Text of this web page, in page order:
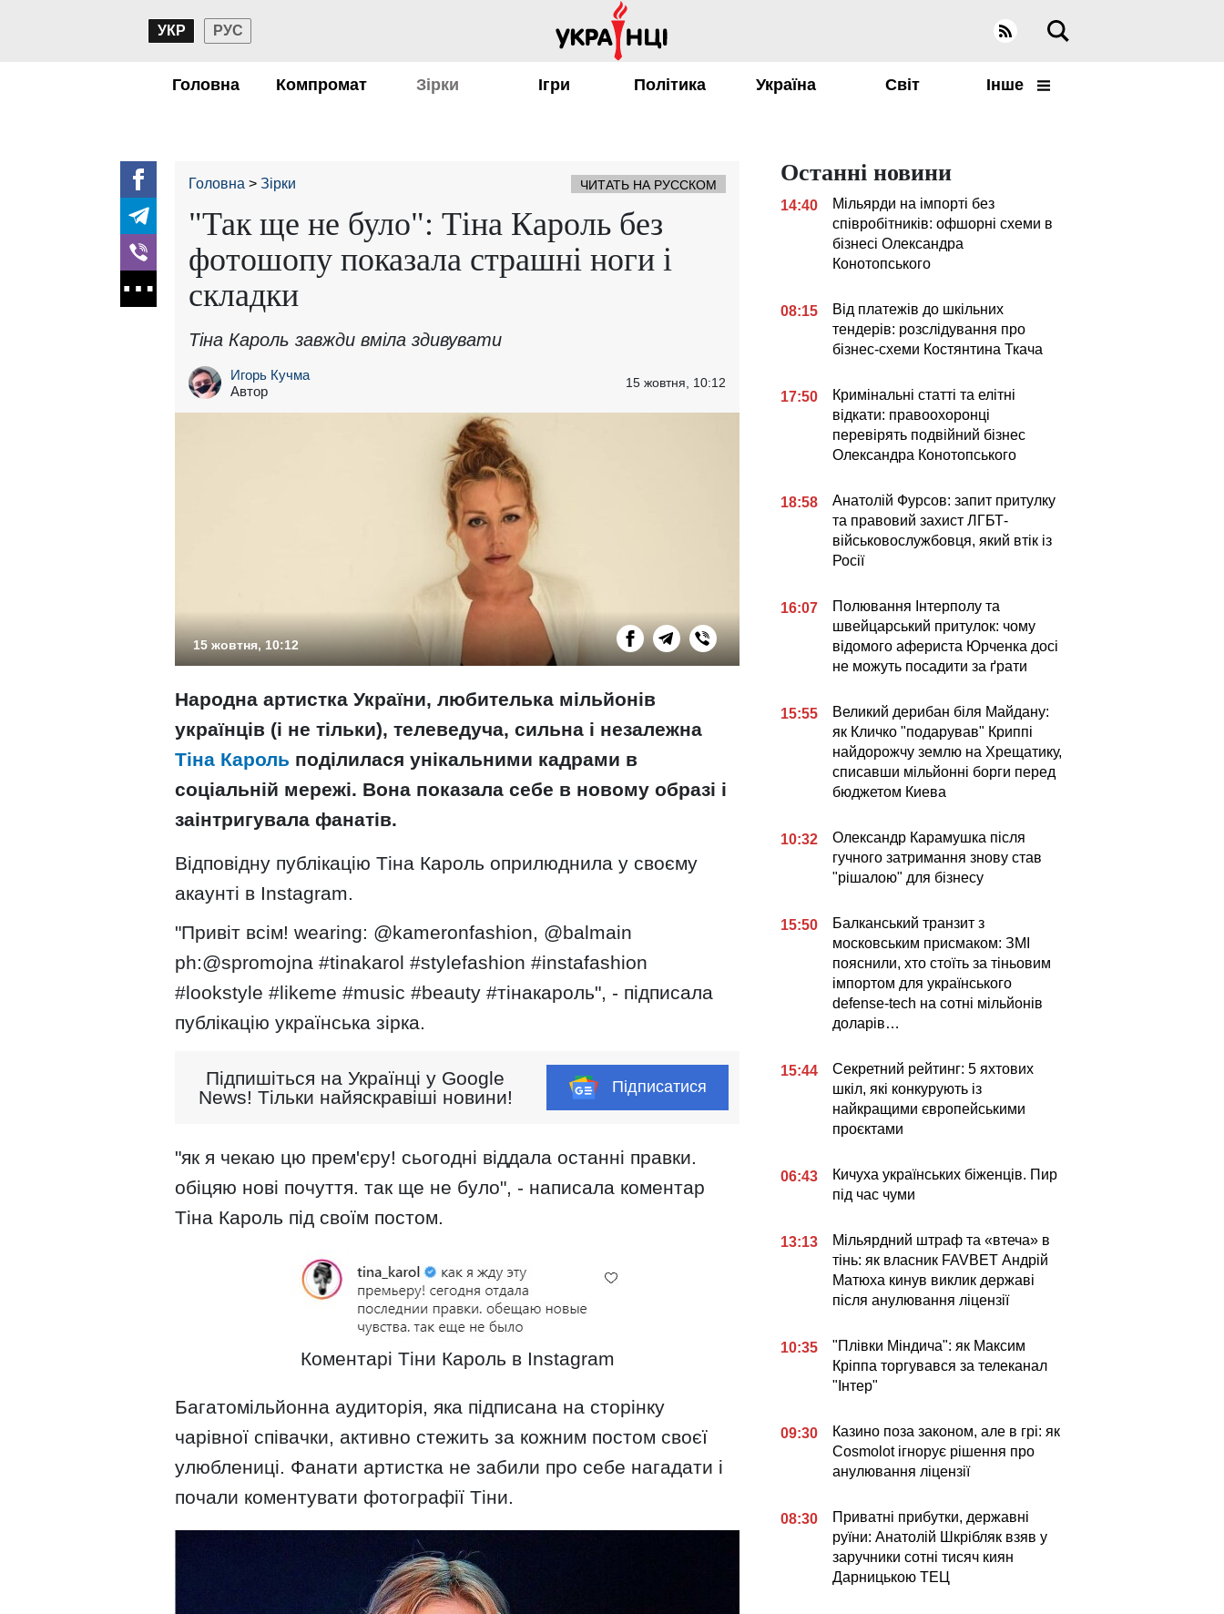
УКР РУС
Головна Компромат Зірки Ігри Політика Україна Світ Інше
Головна Зірки ЧИТАТЬ НА РУССКОМ
"Так ще не було": Тіна Кароль без
фотошопу показала страшні ноги і
складки
Тіна Кароль завжди вміла здивувати
Игорь Кучма
Автор
15 жовтня, 10:12
15 жовтня, 10:12
Народна артистка України, любителька мільйонів
українців (і не тільки), телеведуча, сильна і незалежна
Тіна Кароль поділилася унікальними кадрами в
соціальній мережі. Вона показала себе в новому образі і
заінтригувала фанатів.
Відповідну публікацію Тіна Кароль оприлюднила у своєму
акаунті в Instagram.
"Привіт всім! wearing: @kameronfashion, @balmain
ph:@spromojna #tinakarol #stylefashion #instafashion
#lookstyle #likeme #music #beauty #тінакароль", - підписала
публікацію українська зірка.
Підпишіться на Українці у Google
News! Тільки найяскравіші новини!
Підписатися
"як я чекаю цю прем'єру! сьогодні віддала останні правки.
обіцяю нові почуття. так ще не було", - написала коментар
Тіна Кароль під своїм постом.
Коментарі Тіни Кароль в Instagram
Багатомільйонна аудиторія, яка підписана на сторінку
чарівної співачки, активно стежить за кожним постом своєї
улюблениці. Фанати артистка не забили про себе нагадати і
почали коментувати фотографії Тіни.
Останні новини
14:40
Мільярди на імпорті без
співробітників: офшорні схеми в
бізнесі Олександра
Конотопського
08:15
Від платежів до шкільних
тендерів: розслідування про
бізнес-схеми Костянтина Ткача
17:50
Кримінальні статті та елітні
відкати: правоохоронці
перевірять подвійний бізнес
Олександра Конотопського
18:58
Анатолій Фурсов: запит притулку
та правовий захист ЛГБТ-
військовослужбовця, який втік із
Росії
16:07
Полювання Інтерполу та
швейцарський притулок: чому
відомого афериста Юрченка досі
не можуть посадити за ґрати
15:55
Великий дерибан біля Майдану:
як Кличко "подарував" Криппі
найдорожчу землю на Хрещатику,
списавши мільйонні борги перед
бюджетом Киева
10:32
Олександр Карамушка після
гучного затримання знову став
"рішалою" для бізнесу
15:50
Балканський транзит з
московським присмаком: ЗМІ
пояснили, хто стоїть за тіньовим
імпортом для українського
defense-tech на сотні мільйонів
доларів…
15:44
Секретний рейтинг: 5 яхтових
шкіл, які конкурують із
найкращими європейськими
проєктами
06:43
Кичуха українських біженців. Пир
під час чуми
13:13
Мільярдний штраф та «втеча» в
тінь: як власник FAVBET Андрій
Матюха кинув виклик державі
після анулювання ліцензії
10:35
"Плівки Міндича": як Максим
Кріппа торгувався за телеканал
"Інтер"
09:30
Казино поза законом, але в грі: як
Cosmolot ігнорує рішення про
анулювання ліцензії
08:30
Приватні прибутки, державні
руїни: Анатолій Шкрібляк взяв у
заручники сотні тисяч киян
Дарницькою ТЕЦ